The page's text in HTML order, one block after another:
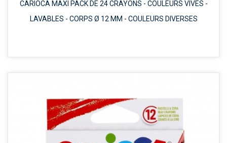
CARIOCA MAXI PACK DE 24 CRAYONS - COULEURS VIVES -
LAVABLES - CORPS Ø 12 MM - COULEURS DIVERSES